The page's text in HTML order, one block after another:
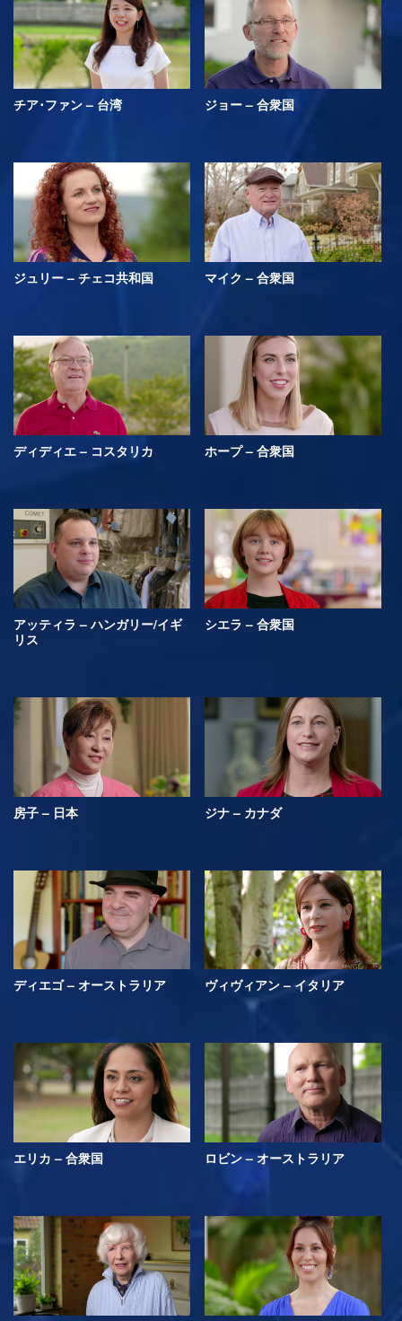
チア･ファン – 台湾 ジョー – 合衆国
ジュリー – チェコ共和国 マイク – 合衆国
ディディエ – コスタリカ ホープ – 合衆国
アッティラ – ハンガリー/イギ
リス
シエラ – 合衆国
房子 – 日本 ジナ – カナダ
ディエゴ – オーストラリア ヴィヴィアン – イタリア
エリカ – 合衆国 ロビン – オーストラリア